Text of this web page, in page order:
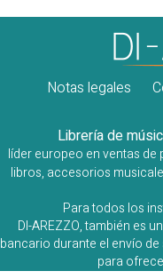
Notas legales
Librería de
líder europeo en ventas de
libros, accesorios
Para todos los
DI-AREZZO, también es
bancario durante el envío
para